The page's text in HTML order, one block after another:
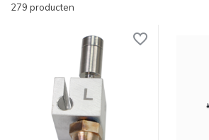
279 producten